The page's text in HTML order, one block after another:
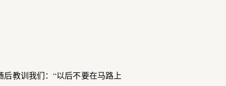
教训我们：“以后不要在马路上